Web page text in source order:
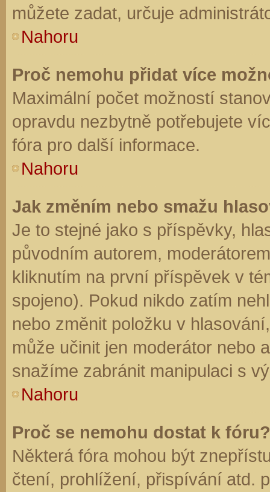
můžete zadat, určuje
Nahoru
Proč nemohu přidat více
Maximální počet možností
opravdu nezbytně potřebujete
fóra pro další informace.
Nahoru
Jak změním nebo smažu
Je to stejné jako s příspěvky,
původním autorem,
kliknutím na první příspěvek v
spojeno). Pokud nikdo zatím
nebo změnit položku v
může učinit jen moderátor nebo
snažíme zabránit manipulaci s
Nahoru
Proč se nemohu dostat k fóru?
Některá fóra mohou být
čtení, prohlížení, přispívání atd.